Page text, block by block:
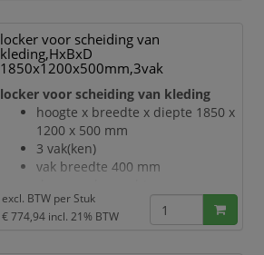
verdraaibare, dubbele
schuifhaken
Elk vak onder de hoedenplank is
opgedeeld door een
scheidingswand
openslaande deur met
etikettenlijst en ventilatiesleuven
inliggende deuren met
binnenliggende penscharnieren
Elke deur is standaard u
locker voor scheiding van
kleding,HxBxD
1850x1200x500mm,3vak
locker voor scheiding van kleding
hoogte x breedte x diepte 1850 x
1200 x 500 mm
3 vak(ken)
vak breedte 400 mm
deuropeningshoek 110 °
per vak een vastgelaste
excl. BTW per Stuk
€ 774,94 incl. 21% BTW